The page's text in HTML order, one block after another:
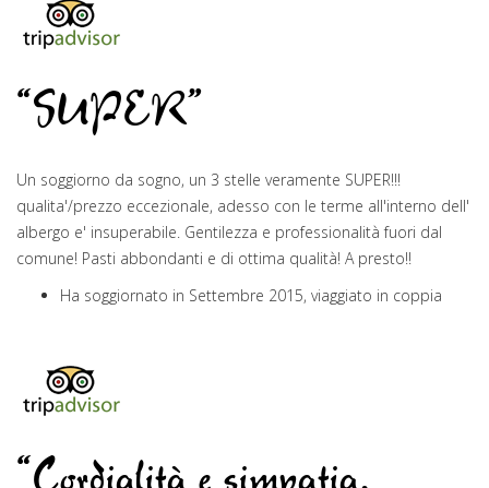
“SUPER”
Un soggiorno da sogno, un 3 stelle veramente SUPER!!!
qualita'/prezzo eccezionale, adesso con le terme all'interno dell'
albergo e' insuperabile. Gentilezza e professionalità fuori dal
comune! Pasti abbondanti e di ottima qualità! A presto!!
Ha soggiornato in Settembre 2015, viaggiato in coppia
“Cordialità e simpatia,